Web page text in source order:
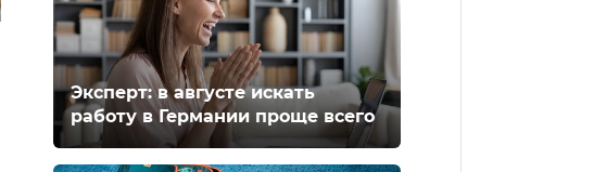
Эксперт: в августе искать
работу в Германии проще всего